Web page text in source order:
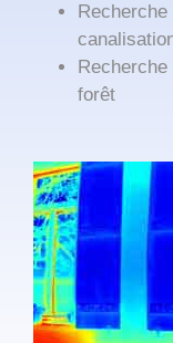
Recherche
forêt